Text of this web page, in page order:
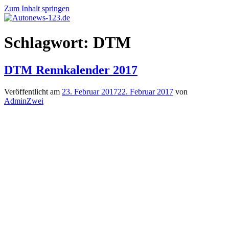
Zum Inhalt springen
Autonews-
123.de
Autonews
mit
Schlagwort: DTM
DTM Rennkalender 2017
Veröffentlicht am 23. Februar 201722. Februar 2017 von
AdminZwei